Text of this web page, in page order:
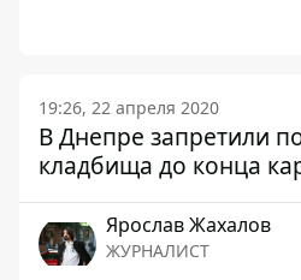
19:26, 22 апреля 2020
В Днепре запретили
кладбища до конца
Ярослав Жахалов
ЖУРНАЛИСТ